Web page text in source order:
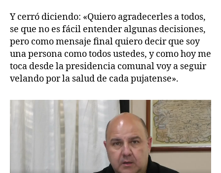
Y cerró diciendo: «Quiero agradecerles a todos,
se que no es fácil entender algunas decisiones,
pero como mensaje final quiero decir que soy
una persona como todos ustedes, y como hoy me
toca desde la presidencia comunal voy a seguir
velando por la salud de cada pujatense».